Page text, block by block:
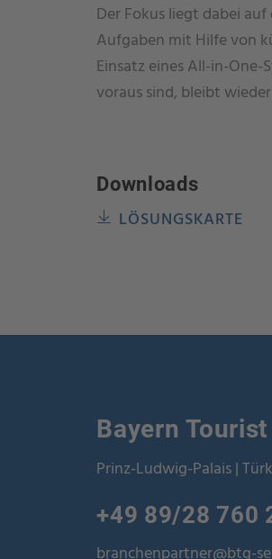
Der Fokus liegt dabei
Aufgaben mit Hilfe von
Einsatz eines All-in-
voraus sind, bleibt
Downloads
LÖSUNGSKARTE
Bayern
Prinz-Ludwig-Palais |
+49 89/28 760
branchenpartner@btg-